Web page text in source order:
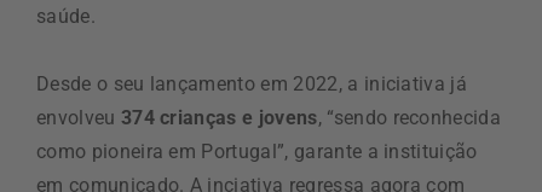
saúde.
Desde o seu lançamento em 2022, a iniciativa já
envolveu 374 crianças e jovens, “sendo reconhecida
como pioneira em Portugal”, garante a instituição
em comunicado. A inciativa regressa agora com